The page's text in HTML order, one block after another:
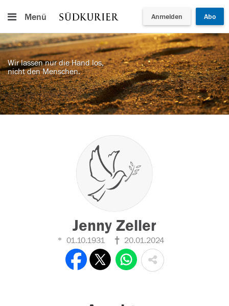
Menü Anmelden Abo
Wir lassen nur die Hand los,
nicht den Menschen.
Jenny Zeller
01.10.1931 20.01.2024